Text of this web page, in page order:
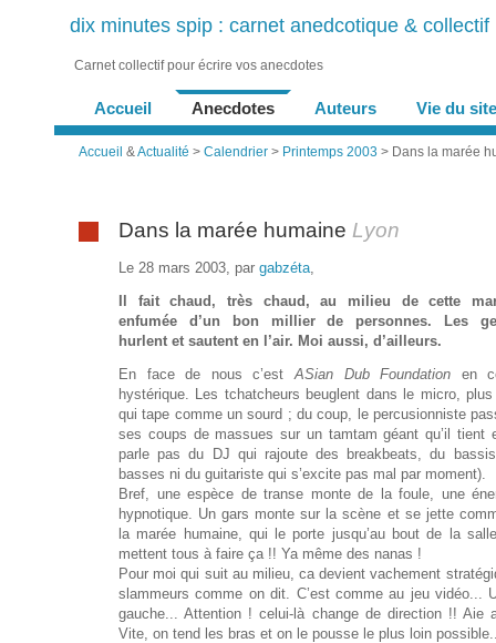
dix minutes spip : carnet anedcotique & collectif
Carnet collectif pour écrire vos anecdotes
Accueil Anecdotes Auteurs Vie du site
Accueil &Actualité >Calendrier > Printemps 2003 > Dans la marée
Dans la marée humaine Lyon
Le 28 mars 2003, pargabzéta
Il fait chaud, très chaud, au milieu de cette
enfumée d’un bon millier de personnes. Les
hurlent et sautent en l’air. Moi aussi, d’ailleurs.
En face de nous c’estASian Dub Foundation en
hystérique. Les tchatcheurs beuglent dans le micro,
qui tape comme un sourd ; du coup, le percusionniste
ses coups de massues sur un tamtam géant qu’il tient
parle pas du DJ qui rajoute des breakbeats, du
basses ni du guitariste qui s’excite pas mal par moment).
Bref, une espèce de transe monte de la foule, une
hypnotique. Un gars monte sur la scène et se jette
la marée humaine, qui le porte jusqu’au bout de la
mettent tous à faire ça !! Ya même des nanas !
Pour moi qui suit au milieu, ca devient vachement
slammeurs comme on dit. C’est comme au jeu vidéo...
gauche... Attention ! celui-là change de direction !!
Vite, on tend les bras et on le pousse le plus loin